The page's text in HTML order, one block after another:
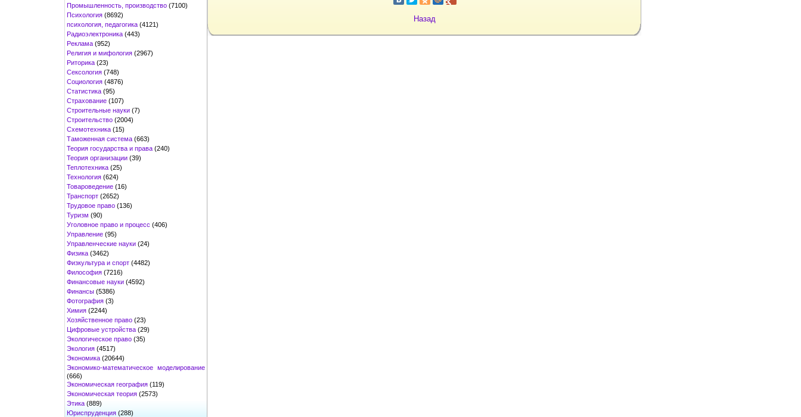
Промышленность, производство (7100)
Психология (8692)
психология, педагогика (4121)
Радиоэлектроника (443)
Реклама (952)
Религия и мифология (2967)
Риторика (23)
Сексология (748)
Социология (4876)
Статистика (95)
Страхование (107)
Строительные науки (7)
Строительство (2004)
Схемотехника (15)
Таможенная система (663)
Теория государства и права (240)
Теория организации (39)
Теплотехника (25)
Технология (624)
Товароведение (16)
Транспорт (2652)
Трудовое право (136)
Туризм (90)
Уголовное право и процесс (406)
Управление (95)
Управленческие науки (24)
Физика (3462)
Физкультура и спорт (4482)
Философия (7216)
Финансовые науки (4592)
Финансы (5386)
Фотография (3)
Химия (2244)
Хозяйственное право (23)
Цифровые устройства (29)
Экологическое право (35)
Экология (4517)
Экономика (20644)
Экономико-математическое моделирование
(666)
Экономическая география (119)
Экономическая теория (2573)
Этика (889)
Юриспруденция (288)
Назад